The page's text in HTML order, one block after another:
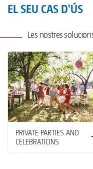
EL SEU CAS D'ÚS
Les nostres
PRIVATE PARTIES AND
CELEBRATIONS